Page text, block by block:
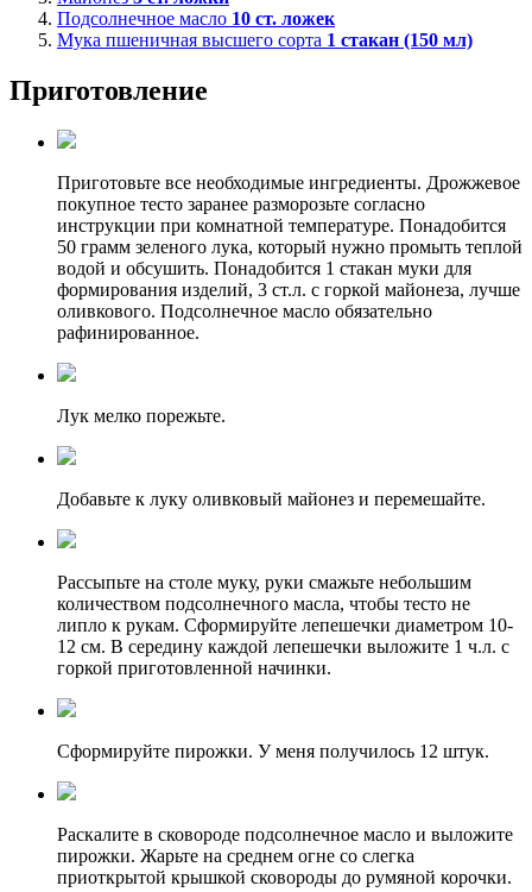
Подсолнечное масло 10 ст. ложек
Мука пшеничная высшего сорта 1 стакан (150 мл)
Приготовление
Приготовьте все необходимые ингредиенты. Дрожжевое
покупное тесто заранее разморозьте согласно
инструкции при комнатной температуре. Понадобится
50 грамм зеленого лука, который нужно промыть теплой
водой и обсушить. Понадобится 1 стакан муки для
формирования изделий, 3 ст.л. с горкой майонеза, лучше
оливкового. Подсолнечное масло обязательно
рафинированное.
Лук мелко порежьте.
Добавьте к луку оливковый майонез и перемешайте.
Рассыпьте на столе муку, руки смажьте небольшим
количеством подсолнечного масла, чтобы тесто не
липло к рукам. Сформируйте лепешечки диаметром 10-
12 см. В середину каждой лепешечки выложите 1 ч.л. с
горкой приготовленной начинки.
Сформируйте пирожки. У меня получилось 12 штук.
Раскалите в сковороде подсолнечное масло и выложите
пирожки. Жарьте на среднем огне со слегка
приоткрытой крышкой сковороды до румяной корочки.